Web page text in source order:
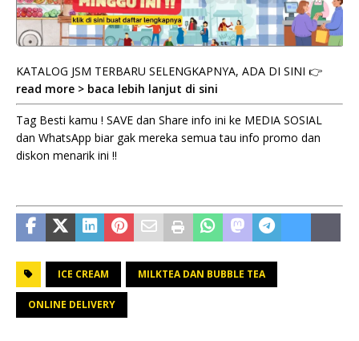
KATALOG JSM TERBARU SELENGKAPNYA, ADA DI SINI 👉
read more > baca lebih lanjut di sini
Tag Besti kamu ! SAVE dan Share info ini ke MEDIA SOSIAL
dan WhatsApp biar gak mereka semua tau info promo dan
diskon menarik ini !!
ICE CREAM MILKTEA DAN BUBBLE TEA
ONLINE DELIVERY